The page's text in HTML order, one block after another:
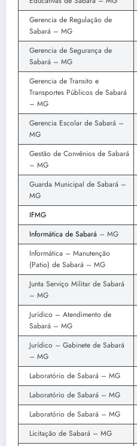
Gerencia de Regulação de
Sabará – MG
Gerencia de Segurança de
Sabará – MG
Gerencia de Transito e
Transportes Públicos de Sabará
– MG
Gerencia Escolar de Sabará –
MG
Gestão de Convênios de Sabará
– MG
Guarda Municipal de Sabará –
MG
IFMG
Informática de Sabará – MG
Informática – Manutenção
(Patio) de Sabará – MG
Junta Serviço Militar de Sabará
– MG
Jurídico – Atendimento de
Sabará – MG
Jurídico – Gabinete de Sabará
– MG
Laboratório de Sabará – MG
Laboratório de Sabará – MG
Laboratório de Sabará – MG
Licitação de Sabará – MG